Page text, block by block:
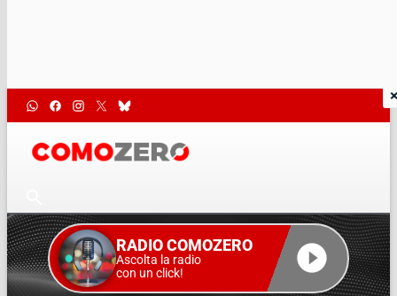
RADIO COMOZERO
Ascolta la radio
con un click!